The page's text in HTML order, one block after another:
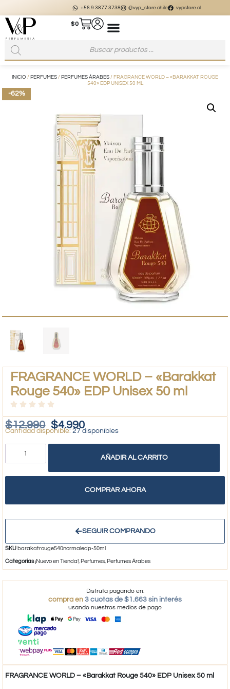
+56 9 3877 3738 @vyp_store.chile vypstore.cl
$0
INICIO / PERFUMES / PERFUMES ÁRABES / FRAGRANCE WORLD – «BARAKKAT ROUGE
540» EDP UNISEX 50 ML
-62%
FRAGRANCE WORLD – «Barakkat
Rouge 540» EDP Unisex 50 ml
$12.990 $4.99027 disponibles
AÑADIR AL CARRITO
COMPRAR AHORA
SEGUIR COMPRANDO
SKU barakatrouge540normaledp-50ml
Categorías¡Nuevo en Tienda!, Perfumes, Perfumes Árabes
Disfruta pagando en:
compra en 3 cuotas de $1.663 sin interés
usando nuestros medios de pago
FRAGRANCE WORLD – «Barakkat Rouge 540» EDP Unisex 50 ml